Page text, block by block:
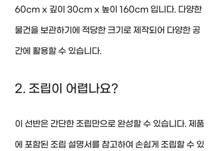
60cm x 깊이 30cm x 높이 160cm 입니다. 다양한
물건을 보관하기에 적당한 크기로 제작되어 다양한 공
간에 활용할 수 있습니다.
2. 조립이 어렵나요?
이 선반은 간단한 조립만으로 완성할 수 있습니다. 제품
에 포함된 조립 설명서를 참고하여 손쉽게 조립할 수 있